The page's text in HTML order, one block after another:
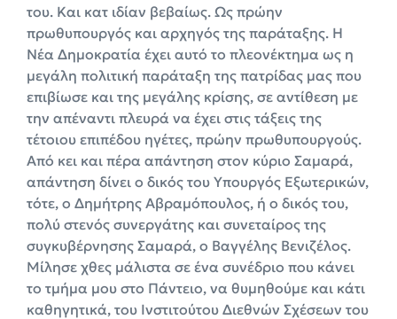
του. Και κατ ιδίαν βεβαίως. Ως πρώην
πρωθυπουργός και αρχηγός της παράταξης. Η
Νέα Δημοκρατία έχει αυτό το πλεονέκτημα ως η
μεγάλη πολιτική παράταξη της πατρίδας μας που
επιβίωσε και της μεγάλης κρίσης, σε αντίθεση με
την απέναντι πλευρά να έχει στις τάξεις της
τέτοιου επιπέδου ηγέτες, πρώην πρωθυπουργούς.
Από κει και πέρα απάντηση στον κύριο Σαμαρά,
απάντηση δίνει ο δικός του Υπουργός Εξωτερικών,
τότε, ο Δημήτρης Αβραμόπουλος, ή ο δικός του,
πολύ στενός συνεργάτης και συνεταίρος της
συγκυβέρνησης Σαμαρά, ο Βαγγέλης Βενιζέλος.
Μίλησε χθες μάλιστα σε ένα συνέδριο που κάνει
το τμήμα μου στο Πάντειο, να θυμηθούμε και κάτι
καθηγητικά, του Ινστιτούτου Διεθνών Σχέσεων του